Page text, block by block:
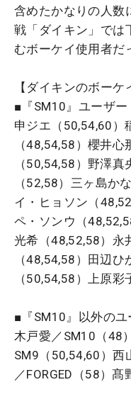
含めたかなりの人数
戦「ダイキン」では
むボーケイ使用者だ
【ダイキンのボーケ
■『SM10』ユーザー
申ジエ（50,54,60）
（48,54,58）櫻井
（50,54,58）野澤
（52,58）三ヶ島か
イ・ヒョソン（
ペ・ソンウ（
光希（48,52,58）永
（48,54,58）田辺
（50,54,58）上原彩
■『SM10』以外のユ
木戸愛／SM10（48
SM9（50,54,60）西
／FORGED（58）髙